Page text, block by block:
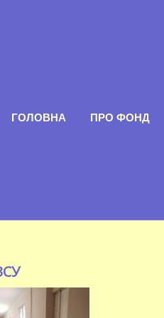
ГОЛОВНА ПРО ФОНД